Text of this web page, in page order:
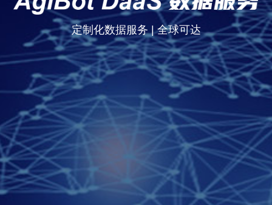
定制化数据服务 | 全球可达